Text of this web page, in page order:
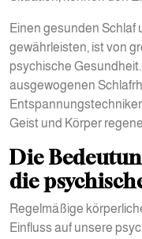
Einen gesunden Schlaf
gewährleisten, ist von
psychische
ausgewogenen
Geist und Körper
Die
die
Regelmäßige
Einfluss auf unsere